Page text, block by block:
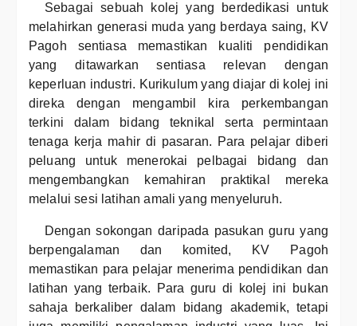
Sebagai sebuah kolej yang berdedikasi untuk
melahirkan generasi muda yang berdaya saing, KV
Pagoh sentiasa memastikan kualiti pendidikan
yang ditawarkan sentiasa relevan dengan
keperluan industri. Kurikulum yang diajar di kolej ini
direka dengan mengambil kira perkembangan
terkini dalam bidang teknikal serta permintaan
tenaga kerja mahir di pasaran. Para pelajar diberi
peluang untuk menerokai pelbagai bidang dan
mengembangkan kemahiran praktikal mereka
melalui sesi latihan amali yang menyeluruh.
Dengan sokongan daripada pasukan guru yang
berpengalaman dan komited, KV Pagoh
memastikan para pelajar menerima pendidikan dan
latihan yang terbaik. Para guru di kolej ini bukan
sahaja berkaliber dalam bidang akademik, tetapi